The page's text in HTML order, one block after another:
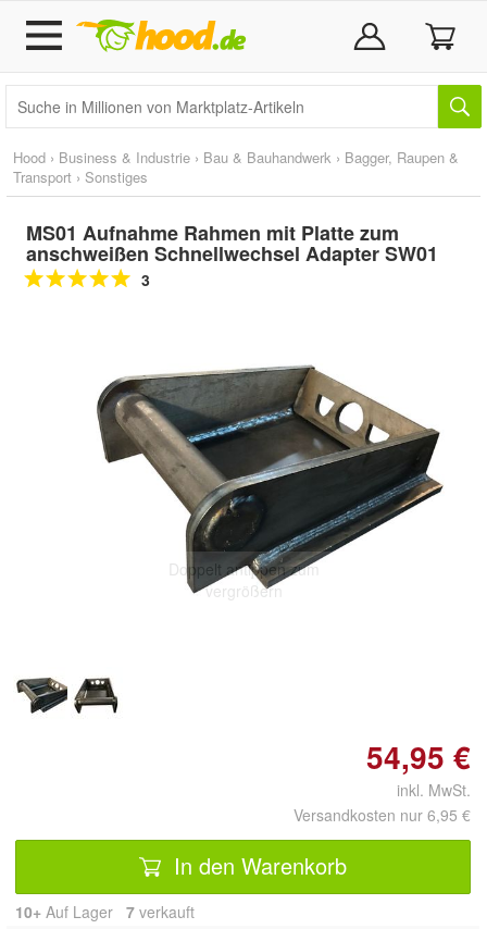
Hood › Business & Industrie › Bau & Bauhandwerk › Bagger, Raupen &
Transport › Sonstiges
MS01 Aufnahme Rahmen mit Platte zum
anschweißen Schnellwechsel Adapter SW01
3
Doppelt antippen zum
vergrößern
54,95 €
inkl. MwSt.
Versandkosten nur 6,95 €
In den Warenkorb
10+ Auf Lager 7 verkauft